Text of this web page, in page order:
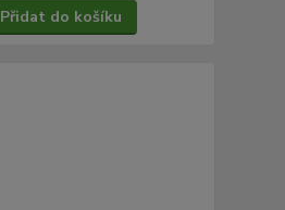
Přidat do košíku